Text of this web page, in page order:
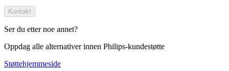
Kontakt
Ser du etter noe annet?
Oppdag alle alternativer innen Philips-kundestøtte
Støttehjemmeside